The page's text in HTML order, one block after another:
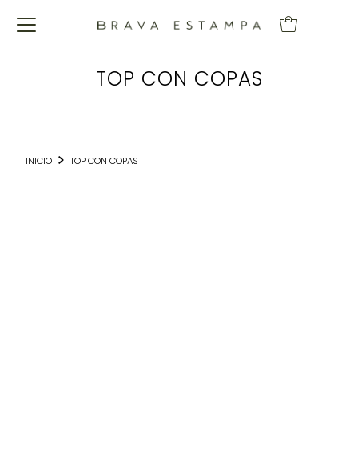
TOP CON COPAS
INICIO TOP CON COPAS